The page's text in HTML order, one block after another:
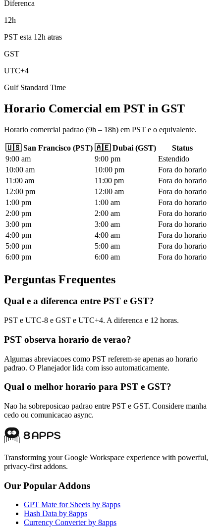
Diferenca
12h
PST esta 12h atras
GST
UTC+4
Gulf Standard Time
Horario Comercial em PST in GST
Horario comercial padrao (9h – 18h) em PST e o equivalente.
🇺🇸 San Francisco (PST) 🇦🇪 Dubai (GST)
Status
9:00 am 9:00 pm
Estendido
10:00 am 10:00 pm
Fora do horario
11 :00 am 11 :00 pm
Fora do horario
12:00 pm 12:00 am
Fora do horario
1 :00 pm 1 :00 am
Fora do horario
2:00 pm 2:00 am
Fora do horario
3:00 pm 3:00 am
Fora do horario
4:00 pm 4:00 am
Fora do horario
5:00 pm 5:00 am
Fora do horario
6:00 pm 6:00 am Fora do horario
Perguntas Frequentes
Qual e a diferenca entre PST e GST?
PST e UTC-8 e GST e UTC+4. A diferenca e 12 horas.
PST observa horario de verao?
Algumas abreviacoes como PST referem-se apenas ao horario
padrao. O Planejador lida com isso automaticamente.
Qual o melhor horario para PST e GST?
Nao ha sobreposicao padrao entre PST e GST. Considere manha
cedo ou comunicacao async.
Transforming your Google Workspace experience with powerful,
privacy-first addons.
Our Popular Addons
GPT Mate for Sheets by 8apps
Hash Data by 8apps
Currency Converter by 8apps